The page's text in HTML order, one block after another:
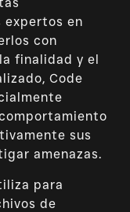
expertos en
con
finalidad y el
Code
sus
amenazas.
para
de